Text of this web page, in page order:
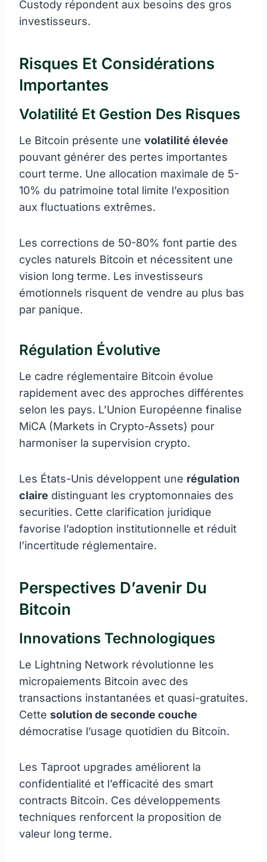
Custody répondent aux besoins des gros
investisseurs.
Risques Et Considérations
Importantes
Volatilité Et Gestion Des Risques
Le Bitcoin présente une volatilité élevée
pouvant générer des pertes importantes
court terme. Une allocation maximale de 5-
10% du patrimoine total limite l’exposition
aux fluctuations extrêmes.
Les corrections de 50-80% font partie des
cycles naturels Bitcoin et nécessitent une
vision long terme. Les investisseurs
émotionnels risquent de vendre au plus bas
par panique.
Régulation Évolutive
Le cadre réglementaire Bitcoin évolue
rapidement avec des approches différentes
selon les pays. L’Union Européenne finalise
MiCA (Markets in Crypto-Assets) pour
harmoniser la supervision crypto.
Les États-Unis développent une régulation
claire distinguant les cryptomonnaies des
securities. Cette clarification juridique
favorise l’adoption institutionnelle et réduit
l’incertitude réglementaire.
Perspectives D’avenir Du
Bitcoin
Innovations Technologiques
Le Lightning Network révolutionne les
micropaiements Bitcoin avec des
transactions instantanées et quasi-gratuites.
Cette solution de seconde couche
démocratise l’usage quotidien du Bitcoin.
Les Taproot upgrades améliorent la
confidentialité et l’efficacité des smart
contracts Bitcoin. Ces développements
techniques renforcent la proposition de
valeur long terme.